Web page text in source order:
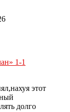
1-1
этот
долго